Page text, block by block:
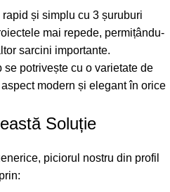
rapid și simplu cu 3 șuruburi
mai repede, permițându-
sarcini importante.
se potrivește cu o varietate de
modern și elegant în orice
Soluție
piciorul nostru din profil